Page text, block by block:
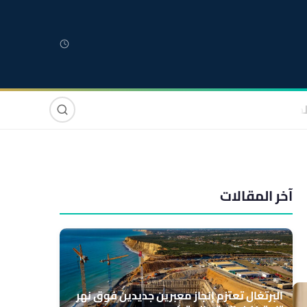
صوت وصورة
آخر المقالات
البرتغال تعتزم إنجاز معبرين جديدين فوق نهر